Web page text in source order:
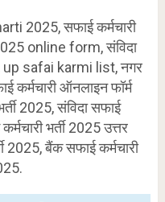
2025, सफाई कर्मचारी
online form, संविदा
up safai karmi list, नगर
कर्मचारी ऑनलाइन फॉर्म
2025, संविदा सफाई
भर्ती 2025 उत्तर
2025, बैंक सफाई कर्मचारी